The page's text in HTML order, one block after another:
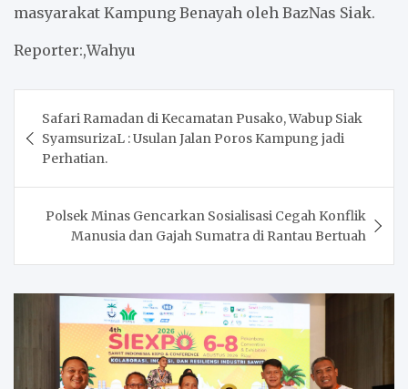
masyarakat Kampung Benayah oleh BazNas Siak.
Reporter:,Wahyu
navigation
Safari Ramadan di Kecamatan Pusako, Wabup Siak
SyamsurizaL : Usulan Jalan Poros Kampung jadi
Perhatian.
Polsek Minas Gencarkan Sosialisasi Cegah Konflik
Manusia dan Gajah Sumatra di Rantau Bertuah